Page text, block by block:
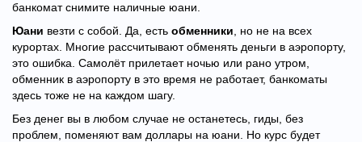
банкомат снимите наличные юани.
Юани везти с собой. Да, есть обменники , но не на всех
курортах. Многие рассчитывают обменять деньги в аэропорту,
это ошибка. Самолёт прилетает ночью или рано утром,
обменник в аэропорту в это время не работает, банкоматы
здесь тоже не на каждом шагу.
Без денег вы в любом случае не останетесь, гиды, без
проблем, поменяют вам доллары на юани. Но курс будет